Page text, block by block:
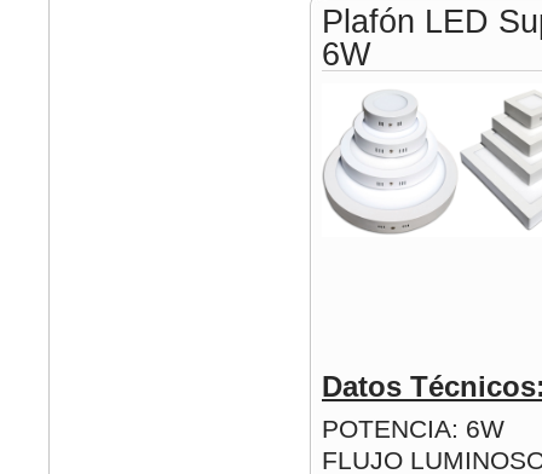
Plafón LED
6W
Datos
POTENCIA: 6W
FLUJO